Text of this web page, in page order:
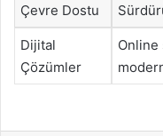
Çevre Dostu
Dijital
Çözümler
Online